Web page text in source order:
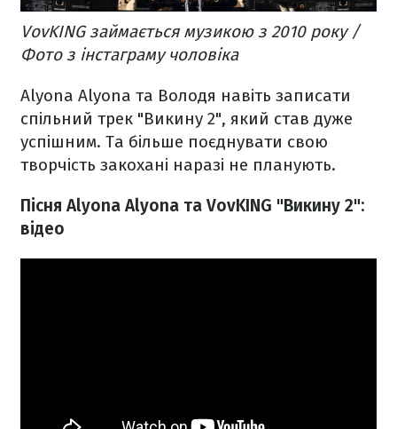
VovKING займається музикою з 2010 року /
Фото з інстаграму чоловіка
Alyona Alyona та Володя навіть записати
спільний трек "Викину 2", який став дуже
успішним. Та більше поєднувати свою
творчість закохані наразі не планують.
Пісня Alyona Alyona та VovKING "Викину 2":
відео